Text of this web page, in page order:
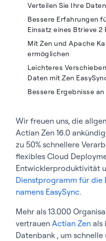
Verteilen Sie Ihre
Bessere Erfahrungen
Einsatz eines Btrieve 2
Mit Zen und Apache
ermöglichen
Leichteres
Daten mit Zen
Bessere Ergebnisse
Wir freuen uns, die
Actian Zen 16.0
zu 50% schnellere
flexibles Cloud
Entwicklerproduktivität
Dienstprogramm für die
namens EasySync.
Mehr als 13.000
vertrauen Actian Zen als
Datenbank , um